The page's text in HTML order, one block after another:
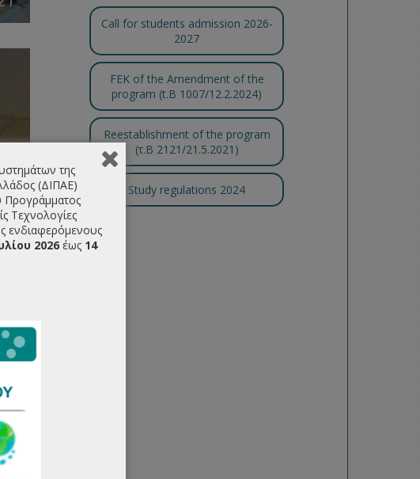
Call for students admission 2026-
2027
FEK of the Amendment of the
program (t.B 1007/12.2.2024)
Reestablishment of the program
(τ.Β 2121/21.5.2021)
Study regulations 2024
της
(ΔΙΠΑΕ)
Προγράμματος
Τεχνολογίες
ενδιαφερόμενους
2026 έως 14